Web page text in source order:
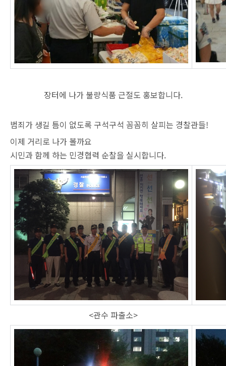
장터에 나가 불량식품 근절도 홍보합니다.
범죄가 생길 틈이 없도록 구석구석 꼼꼼히 살피는 경찰관들!
이제 거리로 나가 볼까요
시민과 함께 하는 민경협력 순찰을 실시합니다.
<관수 파출소>